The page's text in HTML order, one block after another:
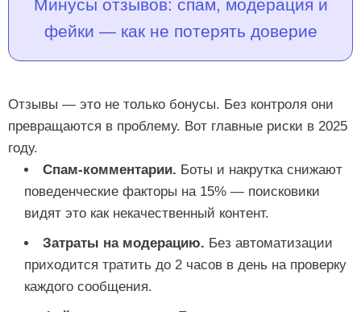
Минусы отзывов: спам, модерация и
фейки — как не потерять доверие
Отзывы — это не только бонусы. Без контроля они
превращаются в проблему. Вот главные риски в 2025
году.
Спам-комментарии. Боты и накрутка снижают
поведенческие факторы на 15% — поисковики
видят это как некачественный контент.
Затраты на модерацию. Без автоматизации
приходится тратить до 2 часов в день на проверку
каждого сообщения.